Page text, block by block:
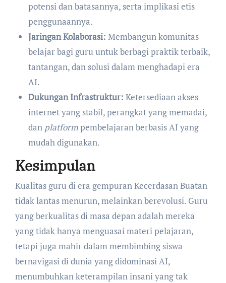
potensi dan batasannya, serta implikasi etis
penggunaannya.
Jaringan Kolaborasi: Membangun komunitas
belajar bagi guru untuk berbagi praktik terbaik,
tantangan, dan solusi dalam menghadapi era
AI.
Dukungan Infrastruktur: Ketersediaan akses
internet yang stabil, perangkat yang memadai,
dan platformpembelajaran berbasis AI yang
mudah digunakan.
Kesimpulan
Kualitas guru di era gempuran Kecerdasan Buatan
tidak lantas menurun, melainkan berevolusi. Guru
yang berkualitas di masa depan adalah mereka
yang tidak hanya menguasai materi pelajaran,
tetapi juga mahir dalam membimbing siswa
bernavigasi di dunia yang didominasi AI,
menumbuhkan keterampilan insani yang tak